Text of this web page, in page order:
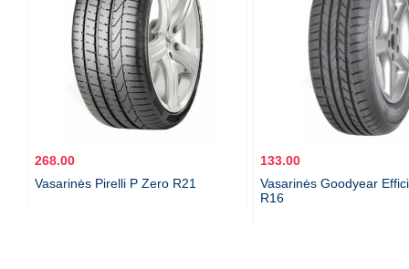
268.00
Vasarinės Pirelli P Zero R21
133.00
Vasarinės Goodyear
R16